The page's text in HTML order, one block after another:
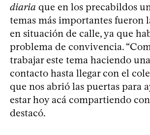
diaria que en los precabildos
temas más importantes fueron
en situación de calle, ya que
problema de convivencia.
trabajar este tema haciendo
contacto hasta llegar con el
que nos abrió las puertas para
estar hoy acá compartiendo con
destacó.